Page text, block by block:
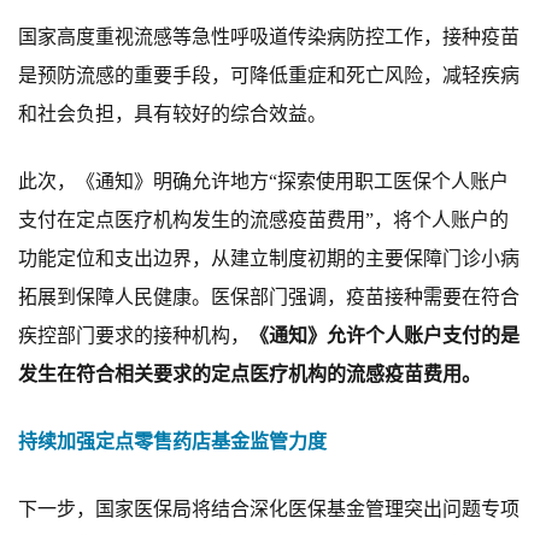
国家高度重视流感等急性呼吸道传染病防控工作， 接种疫苗
是预 防流感的重要手段，可降低重症和死亡风险， 减轻疾病
和社会负担 ，具有较好的综合效益。
此次，《通知》明确允许地方“探索使用职工医保个人账户
支付在定点医疗机构发生的流感疫苗费用”，将个人账户的
功能定位和支出边界， 从建立制度初期的主要保障门诊小病
拓展到 保障人民健康。 医保部门强调， 疫苗接种需要在符合
疾控部门要求的接种机构，
《通知》允许个人账户支付的是
发生在符合相关要求的定点医疗机构的流感疫苗费用。
持续加强定点零售药店基金监管力度
下一步， 国家医保局将结合深化医保基金管理突出问题专项